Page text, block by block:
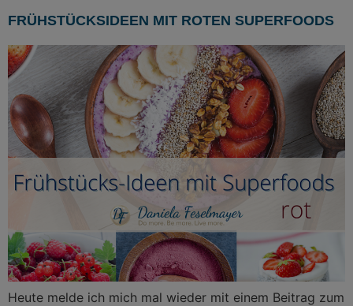
FRÜHSTÜCKSIDEEN MIT ROTEN SUPERFOODS
Heute melde ich mich mal wieder mit einem Beitrag zum